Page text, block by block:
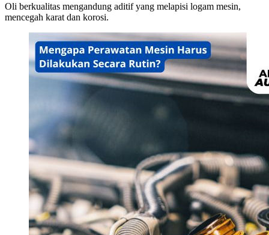
Oli berkualitas mengandung aditif yang melapisi logam mesin,
mencegah karat dan korosi.